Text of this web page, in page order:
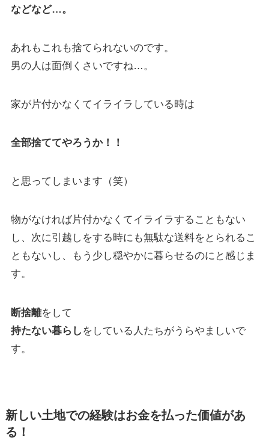
などなど…。
あれもこれも捨てられないのです。
男の人は面倒くさいですね…。
家が片付かなくてイライラしている時は
全部捨ててやろうか！！
と思ってしまいます（笑）
物がなければ片付かなくてイライラすることもない
し、次に引越しをする時にも無駄な送料をとられるこ
ともないし、もう少し穏やかに暮らせるのにと感じま
す。
断捨離をして
持たない暮らし をしている人たちがうらやましいで
す。
新しい土地での経験はお金を払った価値があ
る！